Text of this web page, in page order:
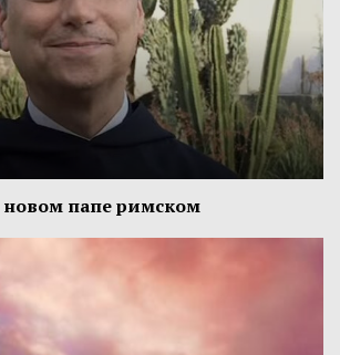
новом папе римском